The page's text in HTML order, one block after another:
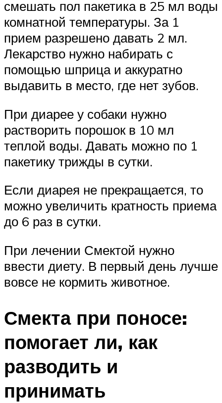
смешать пол пакетика в 25 мл воды
комнатной температуры. За 1
прием разрешено давать 2 мл.
Лекарство нужно набирать с
помощью шприца и аккуратно
выдавить в место, где нет зубов.
При диарее у собаки нужно
растворить порошок в 10 мл
теплой воды. Давать можно по 1
пакетику трижды в сутки.
Если диарея не прекращается, то
можно увеличить кратность приема
до 6 раз в сутки.
При лечении Смектой нужно
ввести диету. В первый день лучше
вовсе не кормить животное.
Смекта при поносе:
помогает ли, как
разводить и
принимать